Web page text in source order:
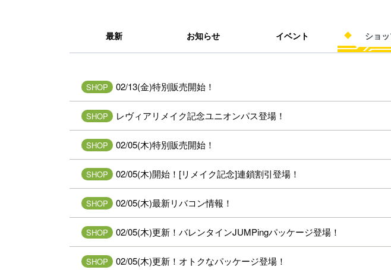
最新 お知らせ イベント ショ
SHOP 02/13(金)特別販売開始！
SHOP レヴィアリメイク記念ユニオンパス登場！
SHOP 02/05(木)特別販売開始！
SHOP 02/05(木)開始！[リメイク記念]連鎖割引登場！
SHOP 02/05(木)最新リバコン情報！
SHOP 02/05(木)更新！バレンタインJUMPingパッケージ登場！
SHOP 02/05(木)更新！オトクなパッケージ登場！